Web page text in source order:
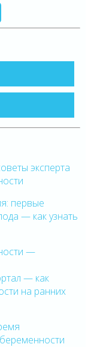
эксперта
первые
— как узнать
—
— как
на ранних